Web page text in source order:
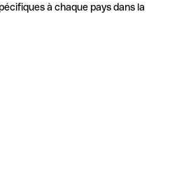
à chaque pays dans la